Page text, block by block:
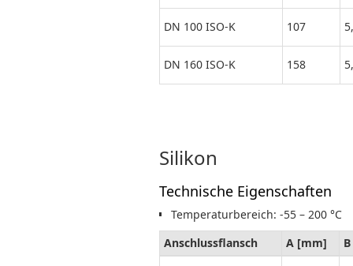
DN 100 ISO-K 107
DN 160 ISO-K 158
Silikon
Technische Eigenschaften
Temperaturbereich: -55 – 200 °C
Anschlussflansch
A [mm]